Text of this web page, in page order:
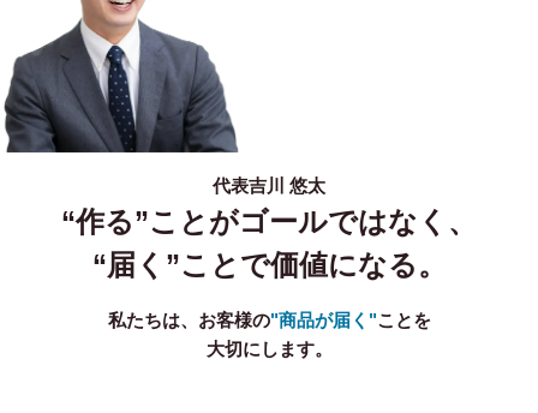
代表吉川 悠太
“作る”ことがゴールではなく、
“届く”ことで価値になる。
私たちは、お客様の"商品が届く"ことを
大切にします。